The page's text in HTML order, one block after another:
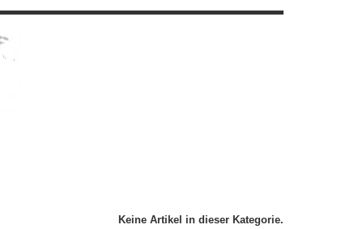
Keine Artikel in dieser Kategorie.